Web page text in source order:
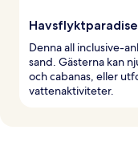
Denna all inclusive-
sand. Gästerna kan
och cabanas, eller
vattenaktiviteter.